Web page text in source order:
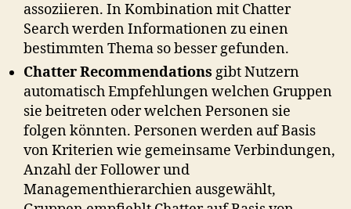
assoziieren. In Kombination mit Chatter
Search werden Informationen zu einen
bestimmten Thema so besser gefunden.
Chatter Recommendations gibt Nutzern
automatisch Empfehlungen welchen Gruppen
sie beitreten oder welchen Personen sie
folgen könnten. Personen werden auf Basis
von Kriterien wie gemeinsame Verbindungen,
Anzahl der Follower und
Managementhierarchien ausgewählt,